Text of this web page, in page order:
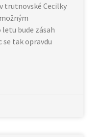
trutnovské Cecilky
bude zásah
se tak opravdu